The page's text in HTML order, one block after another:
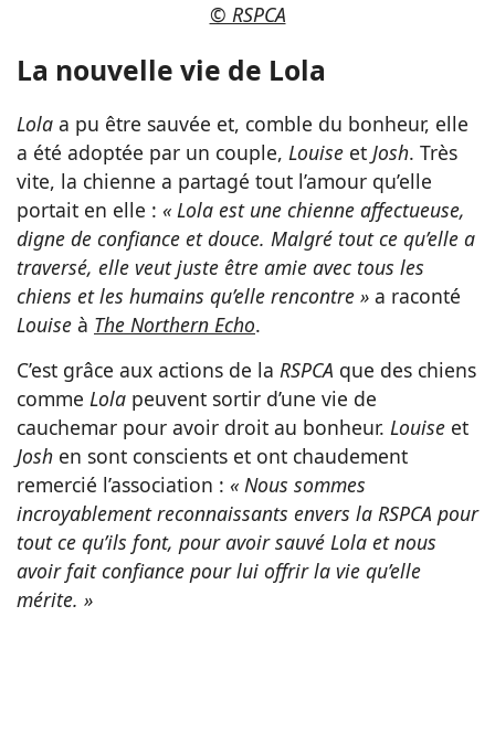
© RSPCA
La nouvelle vie de Lola
Lola a pu être sauvée et, comble du bonheur, elle
a été adoptée par un couple, Louise et Josh. Très
vite, la chienne a partagé tout l’amour qu’elle
portait en elle : « Lola est une chienne affectueuse,
digne de confiance et douce. Malgré tout ce qu’elle a
traversé, elle veut juste être amie avec tous les
chiens et les humains qu’elle rencontre » a raconté
Louise à The Northern Echo.
C’est grâce aux actions de la RSPCA que des chiens
comme Lola peuvent sortir d’une vie de
cauchemar pour avoir droit au bonheur. Louise et
Josh en sont conscients et ont chaudement
remercié l’association : « Nous sommes
incroyablement reconnaissants envers la RSPCA pour
tout ce qu’ils font, pour avoir sauvé Lola et nous
avoir fait confiance pour lui offrir la vie qu’elle
mérite. »